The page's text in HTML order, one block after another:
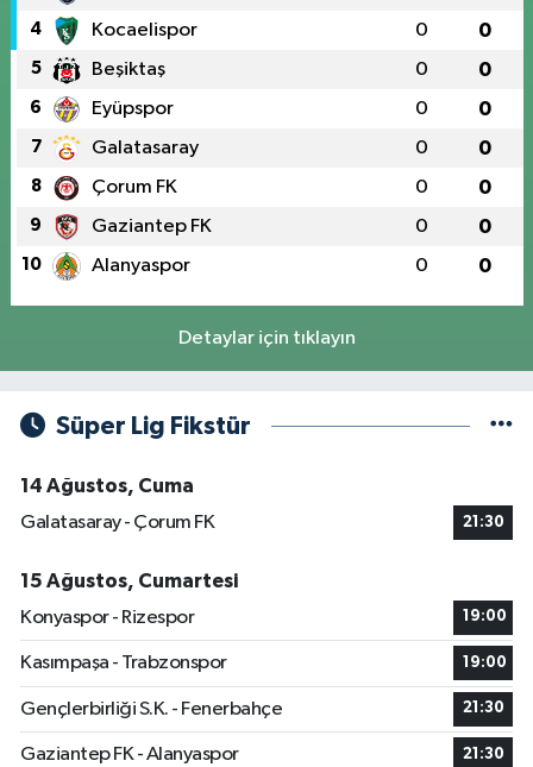
4 Kocaelispor 0 0
5 Beşiktaş 0 0
6 Eyüpspor 0 0
7 Galatasaray 0 0
8 Çorum FK 0 0
9 Gaziantep FK 0 0
10 Alanyaspor 0 0
Detaylar için tıklayın
Süper Lig Fikstür
14 Ağustos, Cuma
Galatasaray - Çorum FK
21:30
15 Ağustos, Cumartesi
Konyaspor - Rizespor
19:00
Kasımpaşa - Trabzonspor 19:00
Gençlerbirliği S.K. - Fenerbahçe 21:30
Gaziantep FK - Alanyaspor 21:30